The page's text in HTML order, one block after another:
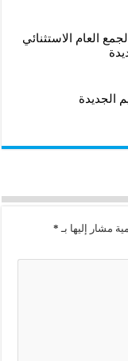
العام الاستثنائي
الجديدة
مشار إليها بـ *